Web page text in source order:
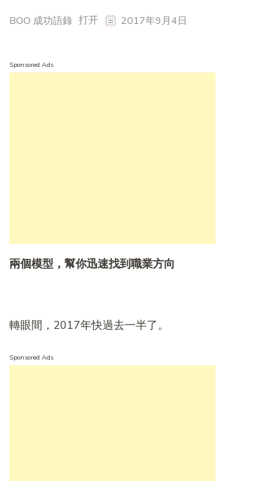
BOO 成功語錄 打开 2017年9月4日
Sponsored Ads
兩個模型，幫你迅速找到職業方向
轉眼間，2017年快過去一半了。
Sponsored Ads